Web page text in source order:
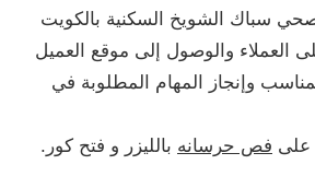
سباك الشويخ السكنية بالكويت
العملاء والوصول إلى موقع العميل
وإنجاز المهام المطلوبة في
على فص حرسانه بالليزر و فتح كور.